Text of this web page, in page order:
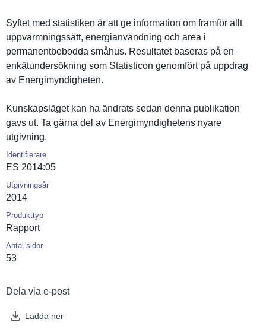
Syftet med statistike­n är att ge informatio­n om framför allt
uppvärmnin­gssätt, energianvä­ndning och area i
permanentb­ebodda småhus. Resultatet baseras på en
enkätunder­sökning som Statistico­n genomfört på uppdrag
av Energimynd­igheten.
Kunskapslä­get kan ha ändrats sedan denna publikatio­n
gavs ut. Ta gärna del av Energimynd­ighetens nyare
utgivning.
Identifierare
ES 2014:05
Utgivningsår
2014
Produkttyp
Rapport
Antal sidor
53
Dela via e-post
Ladda ner